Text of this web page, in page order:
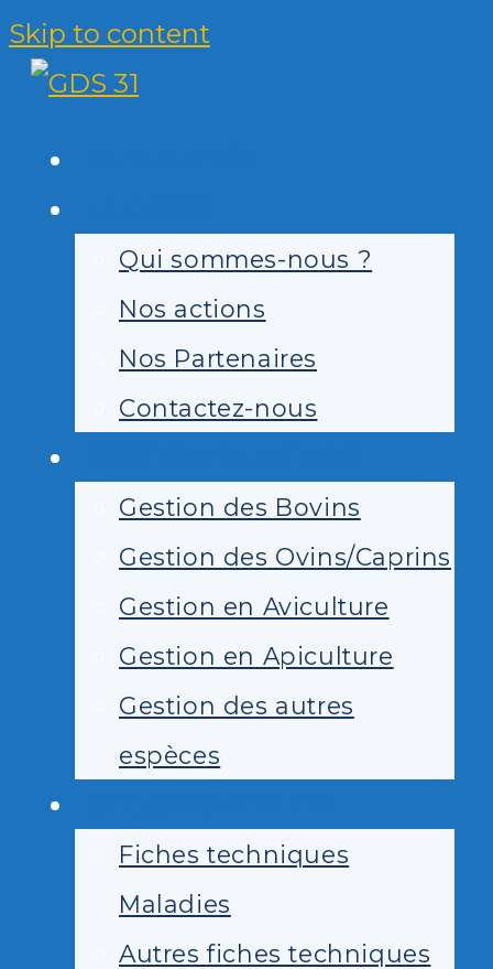
Skip to content
Qui sommes-nous ?
Nos actions
Nos Partenaires
Contactez-nous
Gestion des Bovins
Gestion des Ovins/Caprins
Gestion en Aviculture
Gestion en Apiculture
Gestion des autres
espèces
Fiches techniques
Maladies
Autres fiches techniques